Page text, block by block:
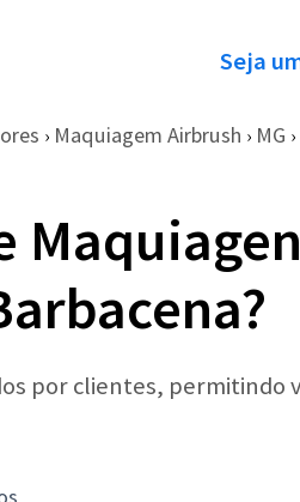
Seja
› Maquiagem Airbrush › MG ›
por clientes, permitindo